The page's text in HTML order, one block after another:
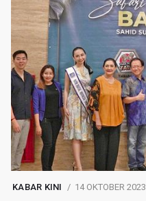
KABAR KINI 14 OKTOBER 2023